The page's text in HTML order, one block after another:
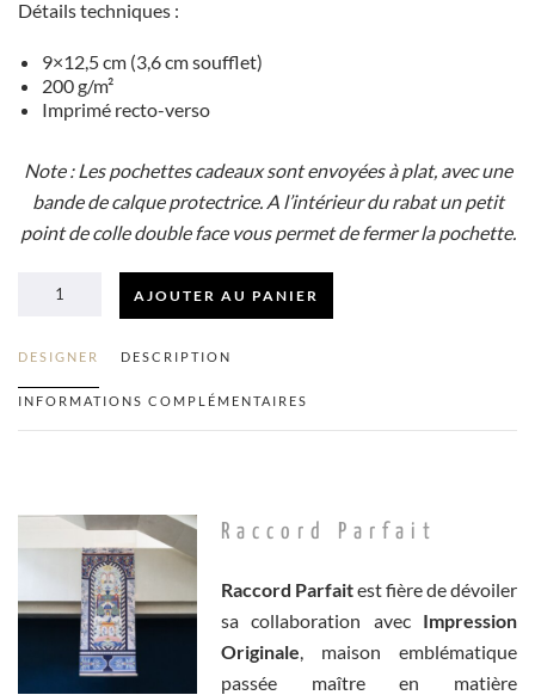
Détails techniques :
9×12,5 cm (3,6 cm soufflet)
200 g/m²
Imprimé recto-verso
Note : Les pochettes cadeaux sont envoyées à plat, avec une
bande de calque protectrice. A l’intérieur du rabat un petit
point de colle double face vous permet de fermer la pochette.
QUANTITÉ
CARNAVAL
CADEAU
AJOUTER AU PANIER
DESIGNER DESCRIPTION
INFORMATIONS COMPLÉMENTAIRES
Raccord Parfait
Raccord Parfaitest fière de dévoiler
sa collaboration avec Impression
Originale, maison emblématique
passée maître en matière